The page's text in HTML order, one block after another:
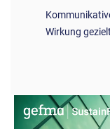
Wirkung